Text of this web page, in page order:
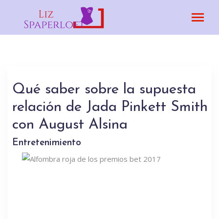
Qué saber sobre la supuesta
relación de Jada Pinkett Smith
con August Alsina
Entretenimiento